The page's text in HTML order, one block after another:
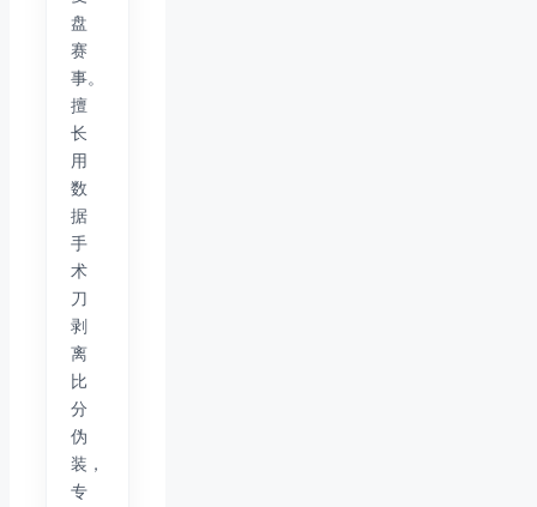
盘
赛
事。
擅
长
用
数
据
手
术
刀
剥
离
比
分
伪
装，
专